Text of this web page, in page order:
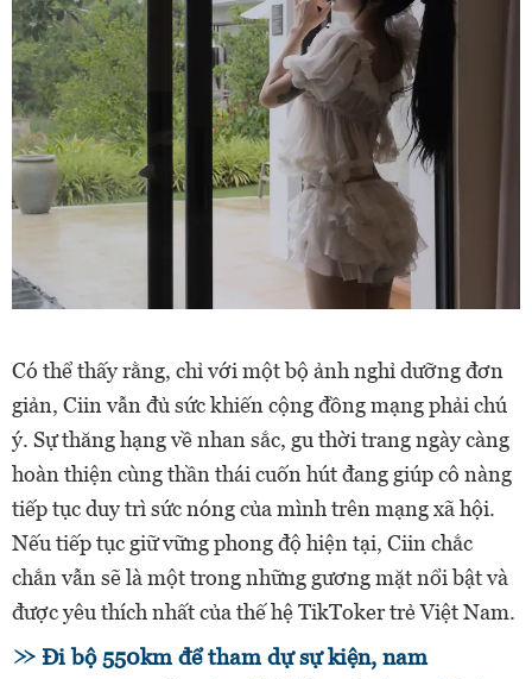
Có thể thấy rằng, chỉ với một bộ ảnh nghỉ dưỡng đơn
giản, Ciin vẫn đủ sức khiến cộng đồng mạng phải chú
ý. Sự thăng hạng về nhan sắc, gu thời trang ngày càng
hoàn thiện cùng thần thái cuốn hút đang giúp cô nàng
tiếp tục duy trì sức nóng của mình trên mạng xã hội.
Nếu tiếp tục giữ vững phong độ hiện tại, Ciin chắc
chắn vẫn sẽ là một trong những gương mặt nổi bật và
được yêu thích nhất của thế hệ TikToker trẻ Việt Nam.
Đi bộ 550km để tham dự sự kiện, nam